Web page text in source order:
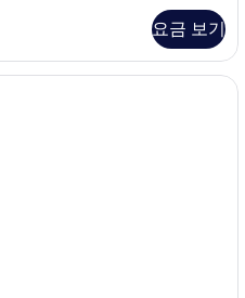
요금 보기
슈피리어룸 | 객실 내 금고, 책상,